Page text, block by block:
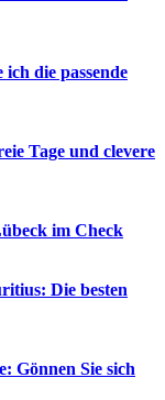
die passende
Tage und clevere
im Check
Die besten
Gönnen Sie sich